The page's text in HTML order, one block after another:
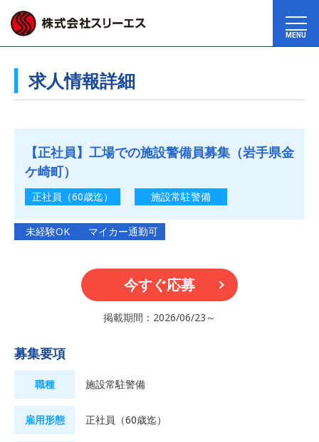
MENU
求人情報詳細
【正社員】工場での施設警備員募集（岩手県金
ケ崎町）
正社員（60歳迄） 施設常駐警備
未経験OK マイカー通勤可
今すぐ応募
掲載期間：2026/06/23～
募集要項
職種 施設常駐警備
雇用形態 正社員（60歳迄）